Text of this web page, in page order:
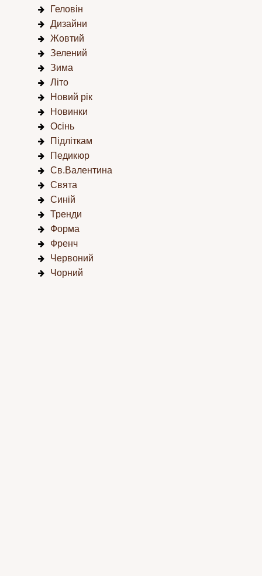
Геловін
Дизайни
Жовтий
Зелений
Зима
Літо
Новий рік
Новинки
Осінь
Підліткам
Педикюр
Св.Валентина
Свята
Синій
Тренди
Форма
Френч
Червоний
Чорний